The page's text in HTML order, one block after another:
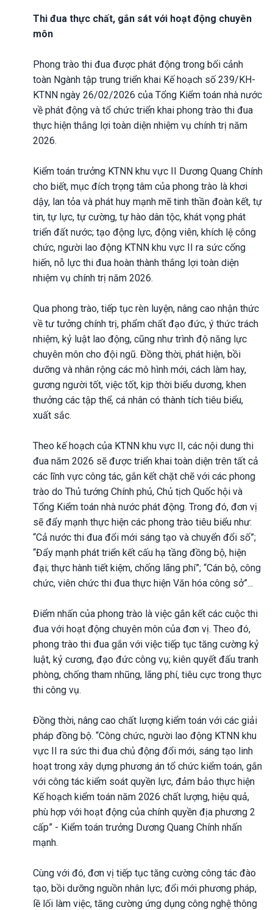
Thi đua thực chất, gắn sát với hoạt động chuyên
môn
Phong trào thi đua được phát động trong bối cảnh
toàn Ngành tập trung triển khai Kế hoạch số 239/KH-
KTNN ngày 26/02/2026 của Tổng Kiểm toán nhà nước
về phát động và tổ chức triển khai phong trào thi đua
thực hiện thắng lợi toàn diện nhiệm vụ chính trị năm
2026.
Kiểm toán trưởng KTNN khu vực II Dương Quang Chính
cho biết, mục đích trọng tâm của phong trào là khơi
dậy, lan tỏa và phát huy mạnh mẽ tinh thần đoàn kết, tự
tin, tự lực, tự cường, tự hào dân tộc, khát vọng phát
triển đất nước; tạo động lực, động viên, khích lệ công
chức, người lao động KTNN khu vực II ra sức cống
hiến, nỗ lực thi đua hoàn thành thắng lợi toàn diện
nhiệm vụ chính trị năm 2026.
Qua phong trào, tiếp tục rèn luyện, nâng cao nhận thức
về tư tưởng chính trị, phẩm chất đạo đức, ý thức trách
nhiệm, kỷ luật lao động, cũng như trình độ năng lực
chuyên môn cho đội ngũ. Đồng thời, phát hiện, bồi
dưỡng và nhân rộng các mô hình mới, cách làm hay,
gương người tốt, việc tốt, kịp thời biểu dương, khen
thưởng các tập thể, cá nhân có thành tích tiêu biểu,
xuất sắc.
Theo kế hoạch của KTNN khu vực II, các nội dung thi
đua năm 2026 sẽ được triển khai toàn diện trên tất cả
các lĩnh vực công tác, gắn kết chặt chẽ với các phong
trào do Thủ tướng Chính phủ, Chủ tịch Quốc hội và
Tổng Kiểm toán nhà nước phát động. Trong đó, đơn vị
sẽ đẩy mạnh thực hiện các phong trào tiêu biểu như:
“Cả nước thi đua đổi mới sáng tạo và chuyển đổi số”;
“Đẩy mạnh phát triển kết cấu hạ tầng đồng bộ, hiện
đại; thực hành tiết kiệm, chống lãng phí”; “Cán bộ, công
chức, viên chức thi đua thực hiện Văn hóa công sở”...
Điểm nhấn của phong trào là việc gắn kết các cuộc thi
đua với hoạt động chuyên môn của đơn vị. Theo đó,
phong trào thi đua gắn với việc tiếp tục tăng cường kỷ
luật, kỷ cương, đạo đức công vụ; kiên quyết đấu tranh
phòng, chống tham nhũng, lãng phí, tiêu cực trong thực
thi công vụ.
Đồng thời, nâng cao chất lượng kiểm toán với các giải
pháp đồng bộ. “Công chức, người lao động KTNN khu
vực II ra sức thi đua chủ động đổi mới, sáng tạo linh
hoạt trong xây dựng phương án tổ chức kiểm toán, gắn
với công tác kiểm soát quyền lực, đảm bảo thực hiện
Kế hoạch kiểm toán năm 2026 chất lượng, hiệu quả,
phù hợp với hoạt động của chính quyền địa phương 2
cấp” - Kiểm toán trưởng Dương Quang Chính nhấn
mạnh.
Cùng với đó, đơn vị tiếp tục tăng cường công tác đào
tạo, bồi dưỡng nguồn nhân lực; đổi mới phương pháp,
lề lối làm việc, tăng cường ứng dụng công nghệ thông